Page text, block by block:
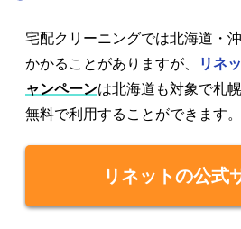
宅配クリーニングでは北海道・
かかることがありますが、
リネ
ャンペーンは北海道も対象で札
無料で利用することができます。
リネットの公式